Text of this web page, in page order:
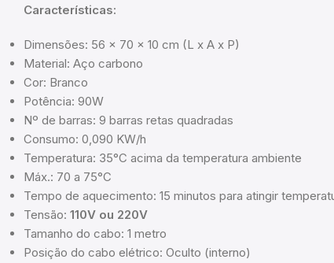
Características:
Dimensões: 56 x 70 x 10 cm (L x A x P)
Material: Aço carbono
Cor: Branco
Potência: 90W
Nº de barras: 9 barras retas quadradas
Consumo: 0,090 KW/h
Temperatura: 35°C acima da temperatura ambiente
Máx.: 70 a 75°C
Tempo de aquecimento: 15 minutos para atingir
Tensão: 110V ou 220V
Tamanho do cabo: 1 metro
Posição do cabo elétrico: Oculto (interno)